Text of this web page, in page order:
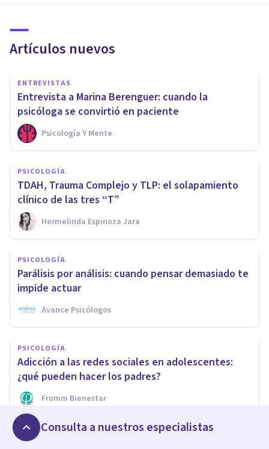
Artículos nuevos
ENTREVISTAS
Entrevista a Marina Berenguer: cuando la
psicóloga se convirtió en paciente
Psicología Y Mente
PSICOLOGÍA
TDAH, Trauma Complejo y TLP: el solapamiento
clínico de las tres “T”
Hermelinda Espinoza Jara
PSICOLOGÍA
Parálisis por análisis: cuando pensar demasiado te
impide actuar
Avance Psicólogos
PSICOLOGÍA
Adicción a las redes sociales en adolescentes:
¿qué pueden hacer los padres?
Fromm Bienestar
Consulta a nuestros especialistas